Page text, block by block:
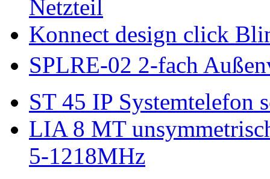
Netzteil
Konnect design click
SPLRE-02 2-fach
ST 45 IP Systemtelefon
LIA 8 MT
5-1218MHz